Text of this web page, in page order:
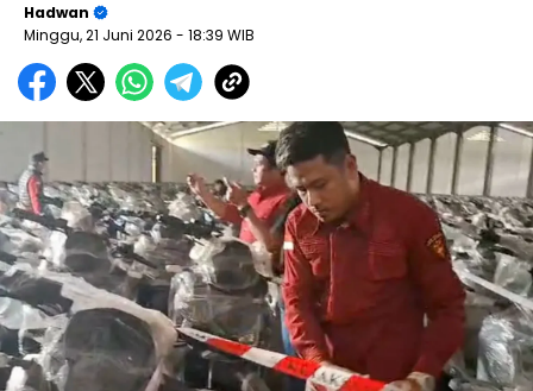
Hadwan
Minggu, 21 Juni 2026 - 18:39 WIB